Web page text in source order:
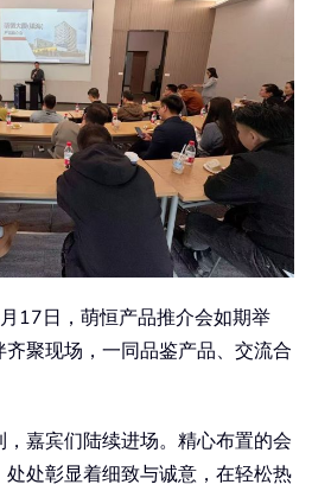
17日，萌恒产品推介会如期举
聚现场，一同品鉴产品、交流合
嘉宾们陆续进场。精心布置的会
处彰显着细致与诚意，在轻松热